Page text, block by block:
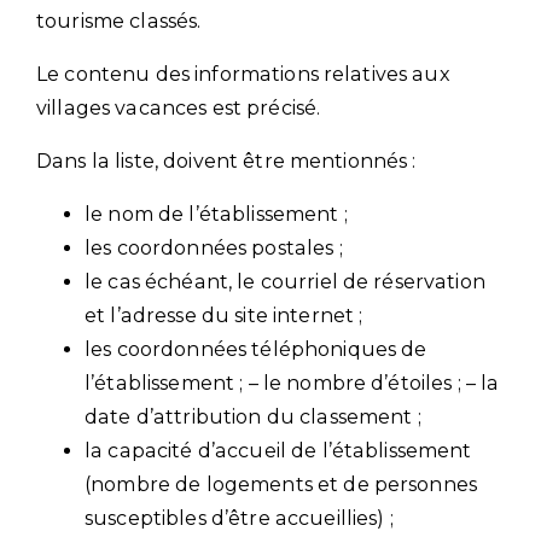
tourisme classés.
Le contenu des informations relatives aux
villages vacances est précisé.
Dans la liste, doivent être mentionnés :
le nom de l’établissement ;
les coordonnées postales ;
le cas échéant, le courriel de réservation
et l’adresse du site internet ;
les coordonnées téléphoniques de
l’établissement ; – le nombre d’étoiles ; – la
date d’attribution du classement ;
la capacité d’accueil de l’établissement
(nombre de logements et de personnes
susceptibles d’être accueillies) ;